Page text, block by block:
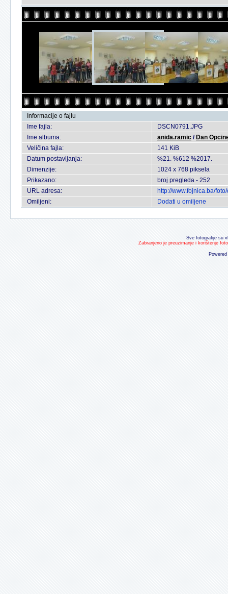
Informacije o fajlu
Ime fajla:
DSCN0791.JPG
Ime albuma:
anida.ramic / Dan
Veličina fajla:
141 KiB
Datum postavljanja:
%21. %612 %2017.
Dimenzije:
1024 x 768 piksela
Prikazano:
broj pregleda - 252
URL adresa:
http://www.fojnica.ba/
Omiljeni:
Dodati u omiljene
Sve fotografije su
Zabranjeno je preuzimanje i korištenje